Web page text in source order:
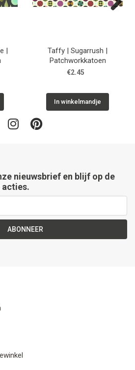
|
Taffy | Sugarrush |
Patchworkkatoen
€2.45
In winkelmandje
nieuwsbrief en blijf op de
acties.
ABONNEER